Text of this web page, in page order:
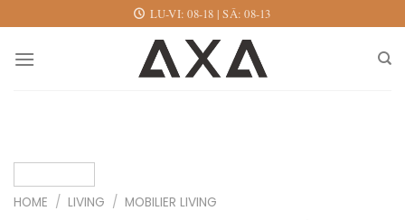
to
content
LU-VI: 08-18 | SÂ: 08-13
HOME / LIVING / MOBILIER LIVING